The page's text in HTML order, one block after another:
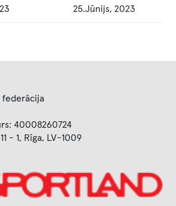
25.Jūnijs, 2023
federācija
40008260724
- 1, Rīga, LV-1009